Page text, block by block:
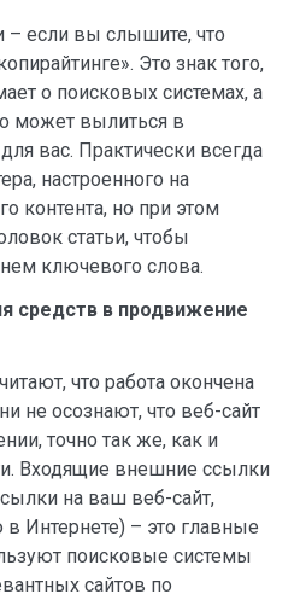
– если вы слышите, что
Это знак того,
о поисковых системах, а
может вылиться в
вас. Практически всегда
настроенного на
контента, но при этом
статьи, чтобы
ключевого слова.
средств в продвижение
что работа окончена
не осознают, что веб-сайт
точно так же, как и
Входящие внешние ссылки
на ваш веб-сайт,
Интернете) – это главные
поисковые системы
сайтов по